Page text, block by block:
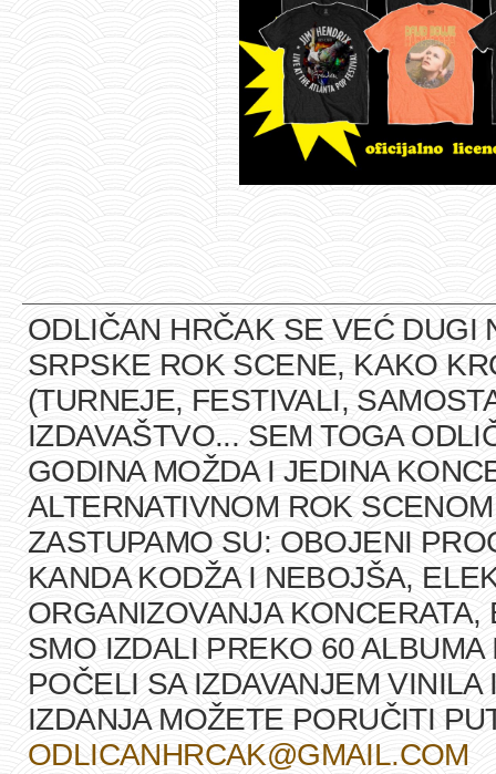
ODLIČAN HRČAK SE VEĆ DUGI
SRPSKE ROK SCENE, KAKO
(TURNEJE, FESTIVALI,
IZDAVAŠTVO... SEM TOGA
GODINA MOŽDA I JEDINA
ALTERNATIVNOM ROK
ZASTUPAMO SU: OBOJENI
KANDA KODŽA I NEBOJŠA,
ORGANIZOVANJA
SMO IZDALI PREKO 60
POČELI SA IZDAVANJEM
IZDANJA MOŽETE PORUČITI
ODLICANHRCAK@GMAIL.COM